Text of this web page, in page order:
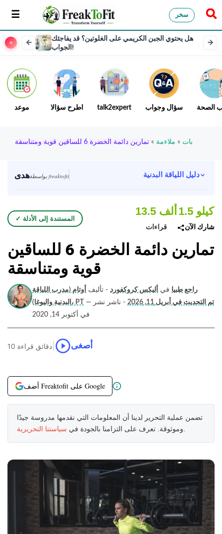
سخر
هل يحتوي الجبن الكريمي على الغلوتين؟ قد يفاجئك
الجواب!
موعد اطرح سؤالا talk2expert سؤال وجواب الصحة
بات » ملاءمة » تمارين دائمة الخضرة 6 للساقين قوية ومتناسقة
هدى بواسطة freaktofit دليل اللياقة البدنية
✓ المستندة إلى الأدلة
13.5 ألف
قراءات
1.5 كيلو
شارك الآن
تمارين دائمة الخضرة 6 للساقين
قوية ومتناسقة
راجع طبيا في أليكس كروكفورد - تأليف
أوتام (مدرب اللياقة
البدنية واليوغا)، PT
— تم التحديث في أبريل 11, 2026
- ناشر نشر
في أكتوبر 14, 2020
10 دقائق قراءة أصغى
أضف Freaktofit على Google
تضمن عملية التحرير لدينا أن المعلومات التي نقدمها مدروسة جيدًا
وموثوقة. تعرف على التزامنا بالجودة في سياستنا التحريرية